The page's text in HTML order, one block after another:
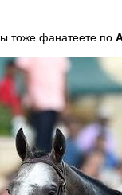
тоже фанатеете по